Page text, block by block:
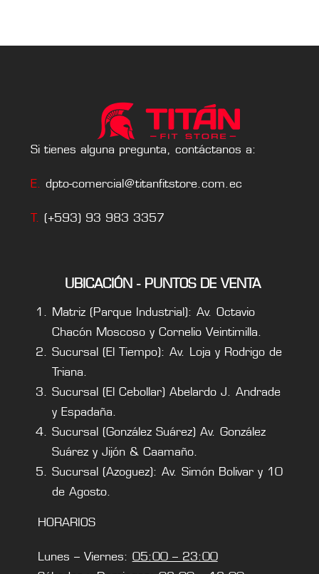
Si tienes alguna pregunta, contáctanos a:
E. dpto-comercial@titanfitstore.com.ec
T. (+593) 93 983 3357
UBICACIÓN - PUNTOS DE VENTA
Matriz (Parque Industrial): Av. Octavio
Chacón Moscoso y Cornelio Veintimilla.
Sucursal (El Tiempo): Av. Loja y Rodrigo de
Triana.
Sucursal (El Cebollar) Abelardo J. Andrade
y Espadaña.
Sucursal (González Suárez) Av. González
Suárez y Jijón & Caamaño.
Sucursal (Azoguez): Av. Simón Bolivar y 10
de Agosto.
HORARIOS
Lunes – Viernes: 05:00 – 23:00